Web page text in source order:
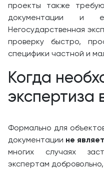
проекты также
документации и
Негосударственная
проверку быстро,
специфики частной и
Когда
экспертиза
Формально для
документации не
многих случаях
экспертам